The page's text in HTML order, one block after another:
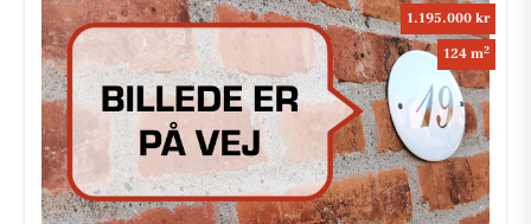
1.195.000 kr
124 m2